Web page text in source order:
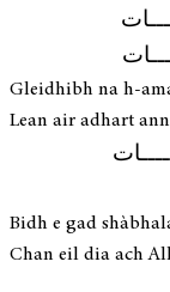
Gleidhibh na h-
Lean air adhart
Bidh e gad
Chan eil dia ach